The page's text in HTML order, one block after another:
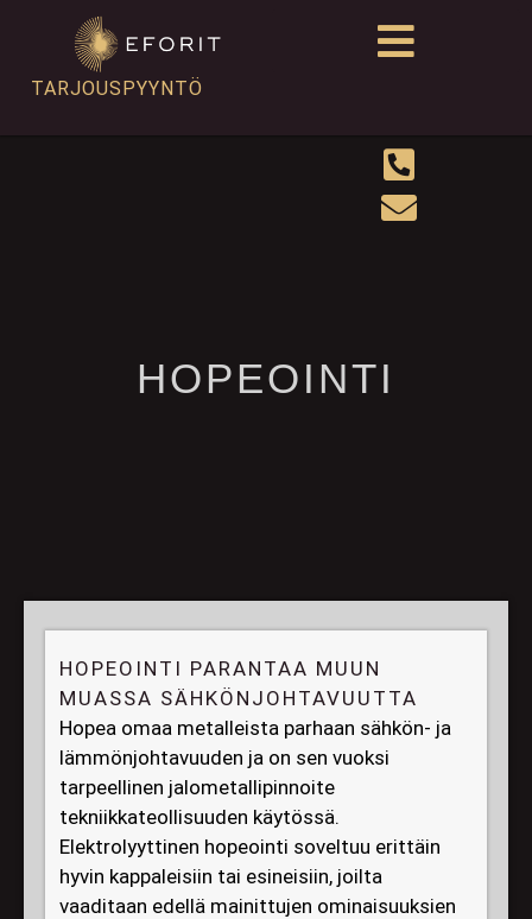
TARJOUSPYYNTÖ
HOPEOINTI
HOPEOINTI PARANTAA MUUN
MUASSA SÄHKÖNJOHTAVUUTTA
Hopea omaa metalleista parhaan sähkön- ja
lämmönjohtavuuden ja on sen vuoksi
tarpeellinen jalometallipinnoite
tekniikkateollisuuden käytössä.
Elektrolyyttinen hopeointi soveltuu erittäin
hyvin kappaleisiin tai esineisiin, joilta
vaaditaan edellä mainittujen ominaisuuksien